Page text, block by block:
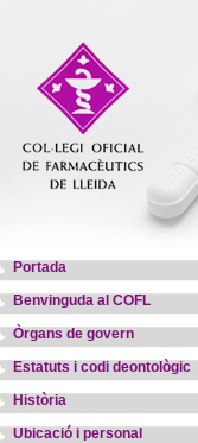
Portada
Benvinguda al COFL
Òrgans de govern
Estatuts i codi deontològic
Història
Ubicació i personal